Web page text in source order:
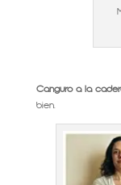
Canguro a la
bien.